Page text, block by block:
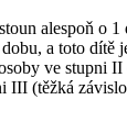
alespoň o
a toto dítě
ve stupni II
III (těžká